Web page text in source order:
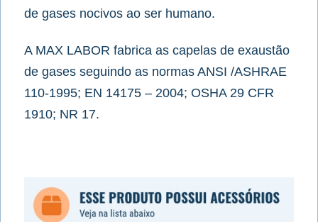
de gases nocivos ao ser humano.
A MAX LABOR fabrica as capelas de exaustão
de gases seguindo as normas ANSI /ASHRAE
110-1995; EN 14175 – 2004; OSHA 29 CFR
1910; NR 17.